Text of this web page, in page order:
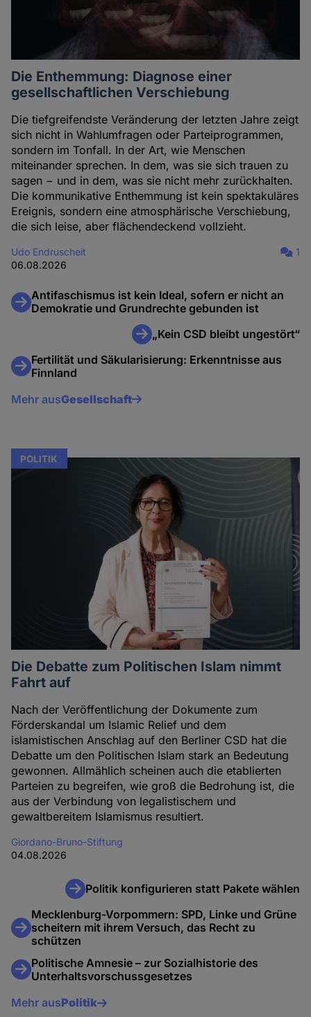
Die Enthemmung: Diagnose einer
gesellschaftlichen Verschiebung
Die tiefgreifendste Veränderung der letzten Jahre zeigt
sich nicht in Wahlumfragen oder Parteiprogrammen,
sondern im Tonfall. In der Art, wie Menschen
miteinander sprechen. In dem, was sie sich trauen zu
sagen − und in dem, was sie nicht mehr zurückhalten.
Die kommunikative Enthemmung ist kein spektakuläres
Ereignis, sondern eine atmosphärische Verschiebung,
die sich leise, aber flächendeckend vollzieht.
Udo Endruscheit
06.08.2026
1
Antifaschismus ist kein Ideal, sofern er nicht an
Demokratie und Grundrechte gebunden ist
„Kein CSD bleibt ungestört“
Fertilität und Säkularisierung: Erkenntnisse aus
Finnland
Mehr ausGesellschaft
POLITIK
Die Debatte zum Politischen Islam nimmt
Fahrt auf
Nach der Veröffentlichung der Dokumente zum
Förderskandal um Islamic Relief und dem
islamistischen Anschlag auf den Berliner CSD hat die
Debatte um den Politischen Islam stark an Bedeutung
gewonnen. Allmählich scheinen auch die etablierten
Parteien zu begreifen, wie groß die Bedrohung ist, die
aus der Verbindung von legalistischem und
gewaltbereitem Islamismus resultiert.
Giordano-Bruno-Stiftung
04.08.2026
Politik konfigurieren statt Pakete wählen
Mecklenburg-Vorpommern: SPD, Linke und Grüne
scheitern mit ihrem Versuch, das Recht zu
schützen
Politische Amnesie – zur Sozialhistorie des
Unterhaltsvorschussgesetzes
Mehr ausPolitik